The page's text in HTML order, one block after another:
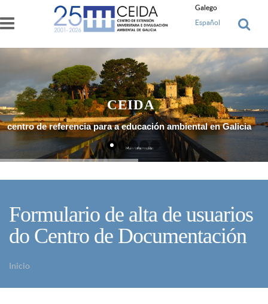
Ir o contido principal
Galego
Español
centro de referencia para a educación ambiental en Galicia
Máis Información
CEIDA
Formulario de alta de usuarios
do Centro de Documentación
Inicio